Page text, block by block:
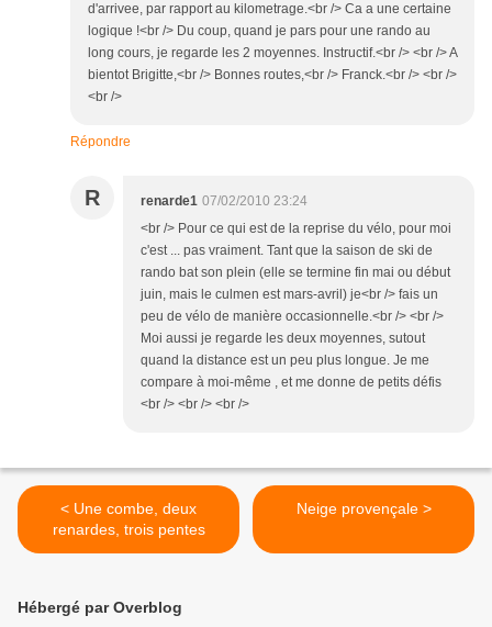
d'arrivee, par rapport au kilometrage.<br /> Ca a une certaine
logique !<br /> Du coup, quand je pars pour une rando au
long cours, je regarde les 2 moyennes. Instructif.<br /> <br /> A
bientot Brigitte,<br /> Bonnes routes,<br /> Franck.<br /> <br />
<br />
Répondre
R renarde1 07/02/2010 23:24
<br /> Pour ce qui est de la reprise du vélo, pour moi
c'est ... pas vraiment. Tant que la saison de ski de
rando bat son plein (elle se termine fin mai ou début
juin, mais le culmen est mars-avril) je<br /> fais un
peu de vélo de manière occasionnelle.<br /> <br />
Moi aussi je regarde les deux moyennes, sutout
quand la distance est un peu plus longue. Je me
compare à moi-même , et me donne de petits défis
<br /> <br /> <br />
< Une combe, deux
renardes, trois pentes
Neige provençale >
Hébergé par Overblog